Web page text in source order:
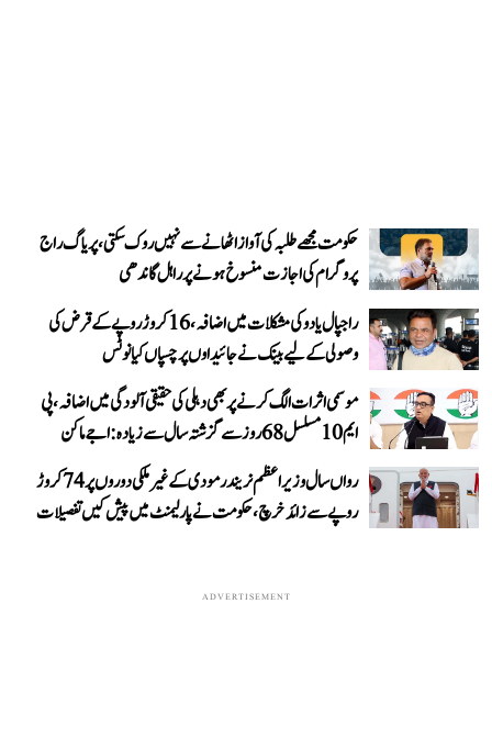
حکومت مجھے طلبہ کی آواز اٹھانے سے نہیں روک سکتی، پریاگ راج
پروگرام کی اجازت منسوخ ہونے پر راہل گاندھی
راجپال یادو کی مشکلات میں اضافہ، 16 کروڑ روپے کے قرض کی
وصولی کے لیے بینک نے جائیداوں پر چسپاں کیا نوٹس
موسمی اثرات الگ کرنے پر بھی دہلی کی حقیقی آلودگی میں اضافہ، پی
ایم 10 مسلسل 68 روز سے گزشتہ سال سے زیادہ: اجے ماکن
رواں سال وزیر اعظم نریندر مودی کے غیر ملکی دوروں پر 74 کروڑ
روپے سے زائد خرچ، حکومت نے پارلیمنٹ میں پیش کیں تفصیلات
ADVERTISEMENT